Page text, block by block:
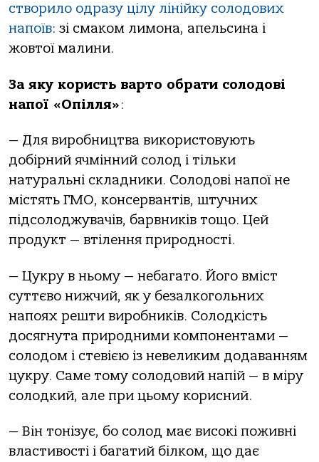
створило одразу цілу лінійку солодових
напоїв: зі смаком лимона, апельсина і
жовтої малини.
За яку користь варто обрати солодові
напої «Опілля»:
— Для виробництва використовують
добірний ячмінний солод і тільки
натуральні складники. Солодові напої не
містять ГМО, консервантів, штучних
підсолоджувачів, барвників тощо. Цей
продукт — втілення природності.
— Цукру в ньому — небагато. Його вміст
суттєво нижчий, як у безалкогольних
напоях решти виробників. Солодкість
досягнута природними компонентами —
солодом і стевією із невеликим додаванням
цукру. Саме тому солодовий напій — в міру
солодкий, але при цьому корисний.
— Він тонізує, бо солод має високі поживні
властивості і багатий білком, що дає